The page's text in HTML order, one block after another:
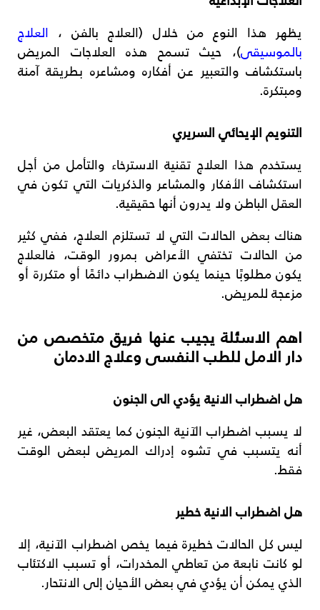
يظهر هذا النوع من خلال (العلاج بالفن ، العلاج
بالموسيقى)، حيث تسمح هذه العلاجات المريض
باستكشاف والتعبير عن أفكاره ومشاعره بطريقة آمنة
ومبتكرة.
التنويم الإيحائي السريري
يستخدم هذا العلاج تقنية الاسترخاء والتأمل من أجل
استكشاف الأفكار والمشاعر والذكريات التي تكون في
العقل الباطن ولا يدرون أنها حقيقية.
هناك بعض الحالات التي لا تستلزم العلاج، ففي كثير
من الحالات تختفي الأعراض بمرور الوقت، فالعلاج
يكون مطلوبًا حينما يكون الاضطراب دائمًا أو متكررة أو
مزعجة للمريض.
اهم الاسئلة يجيب عنها فريق متخصص من
دار الامل للطب النفسى وعلاج الادمان
هلاضطرابالانية يؤدي الى الجنون
لا يسبب اضطراب الآنية الجنون كما يعتقد البعض، غير
أنه يتسبب في تشوه إدراك المريض لبعض الوقت
فقط.
هل اضطراب الانية خطير
ليس كل الحالات خطيرة فيما يخص اضطراب الآنية، إلا
لو كانت نابعة من تعاطي المخدرات، أو تسبب الاكتئاب
الذي يمكن أن يؤدي في بعض الأحيان إلى الانتحار.